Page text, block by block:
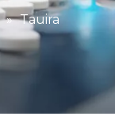
» Tauira